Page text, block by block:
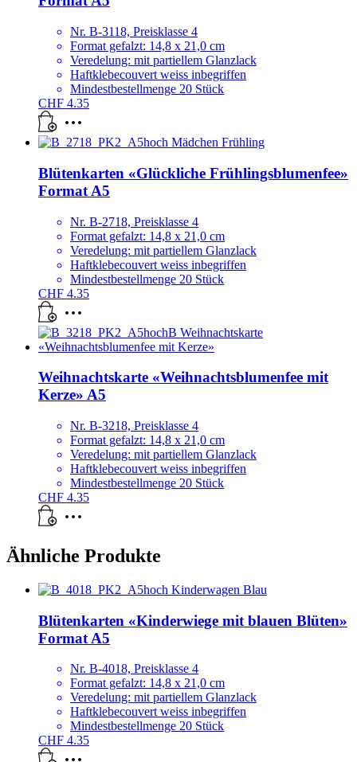
Nr. B-3118, Preisklasse 4
Format gefalzt: 14,8 x 21,0 cm
Veredelung: mit partiellem Glanzlack
Haftklebecouvert weiss inbegriffen
Mindestbestellmenge 20 Stück
CHF 4.35
Blütenkarten «Glückliche Frühlingsblumenfee»
Format A5
Nr. B-2718, Preisklasse 4
Format gefalzt: 14,8 x 21,0 cm
Veredelung: mit partiellem Glanzlack
Haftklebecouvert weiss inbegriffen
Mindestbestellmenge 20 Stück
CHF 4.35
Weihnachtskarte «Weihnachtsblumenfee mit
Kerze» A5
Nr. B-3218, Preisklasse 4
Format gefalzt: 14,8 x 21,0 cm
Veredelung: mit partiellem Glanzlack
Haftklebecouvert weiss inbegriffen
Mindestbestellmenge 20 Stück
CHF 4.35
Ähnliche Produkte
Blütenkarten «Kinderwiege mit blauen Blüten»
Format A5
Nr. B-4018, Preisklasse 4
Format gefalzt: 14,8 x 21,0 cm
Veredelung: mit partiellem Glanzlack
Haftklebecouvert weiss inbegriffen
Mindestbestellmenge 20 Stück
CHF 4.35